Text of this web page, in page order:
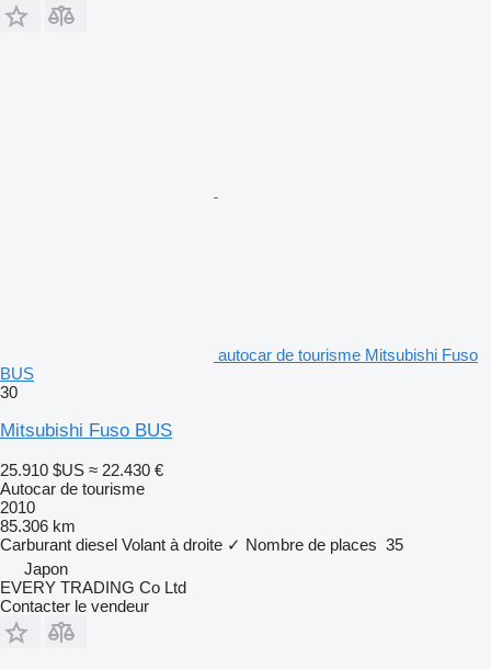
autocar de tourisme Mitsubishi Fuso
BUS
30
Mitsubishi Fuso BUS
25.910 $US ≈ 22.430 €
Autocar de tourisme
2010
85.306 km
Carburant diesel Volant à droite ✓ Nombre de places 35
Japon
EVERY TRADING Co Ltd
Contacter le vendeur